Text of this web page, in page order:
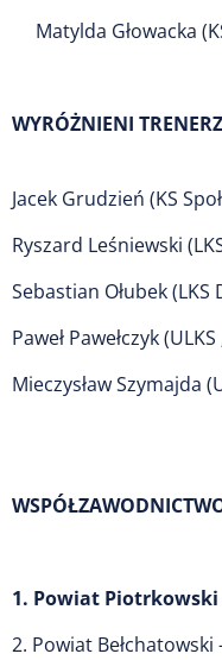
Matylda Głowacka
WYRÓŻNIENI
Jacek Grudzień (KS
Ryszard Leśniewski
Sebastian Ołubek
Paweł Pawełczyk (ULKS
Mieczysław Szymajda
1. Powiat
2. Powiat